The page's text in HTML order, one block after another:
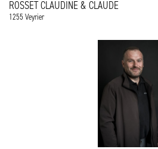
ROSSET CLAUDINE & CLAUDE
1255 Veyrier